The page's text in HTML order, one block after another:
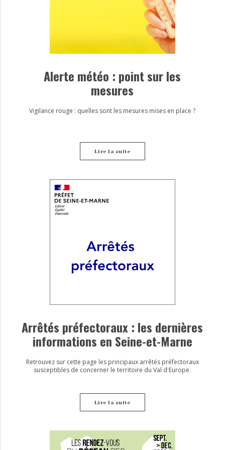
Alerte météo : point sur les
mesures
Vigilance rouge : quelles sont les mesures mises en place ?
Lire la suite
Arrêtés préfectoraux : les dernières
informations en Seine-et-Marne
Retrouvez sur cette page les principaux arrêtés préfectoraux
susceptibles de concerner le territoire du Val d'Europe.
Lire la suite